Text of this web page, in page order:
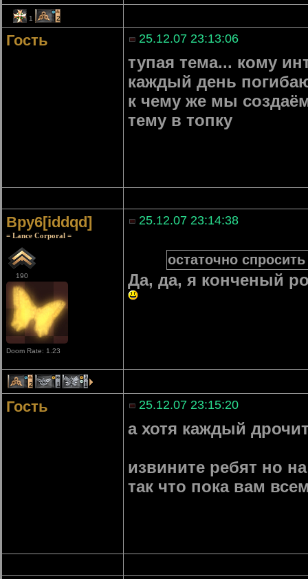
1 2
Гость 25.12.07 23:13:06
тупая тема... кому
каждый день
к чему же мы
тему в топку
Bpy6[iddqd]
= Lance Corporal =
190
Doom Rate: 1.23
25.12.07 23:14:38
остаточно
Да, да, я конченый
2 1 1
Гость 25.12.07 23:15:20
а хотя каждый
извините ребят но
так что пока вам